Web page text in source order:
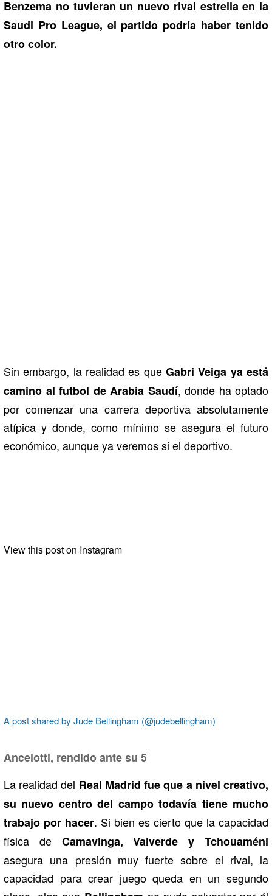
Benzema no tuvieran un nuevo rival estrella en la
Saudi Pro League, el partido podría haber tenido
otro color.
Sin embargo, la realidad es que Gabri Veiga ya está
camino al futbol de Arabia Saudí, donde ha optado
por comenzar una carrera deportiva absolutamente
atípica y donde, como mínimo se asegura el futuro
económico, aunque ya veremos si el deportivo.
View this post on Instagram
A post shared by Jude Bellingham (@judebellingham)
Ancelotti, rendido ante su 5
La realidad del Real Madrid fue que a nivel creativo,
su nuevo centro del campo todavía tiene mucho
trabajo por hacer. Si bien es cierto que la capacidad
física de Camavinga, Valverde y Tchouaméni
asegura una presión muy fuerte sobre el rival, la
capacidad para crear juego queda en un segundo